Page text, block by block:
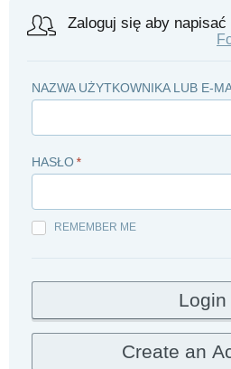
Zaloguj się aby napisać
NAZWA UŻYTKOWNIKA LUB E-
HASŁO *
REMEMBER ME